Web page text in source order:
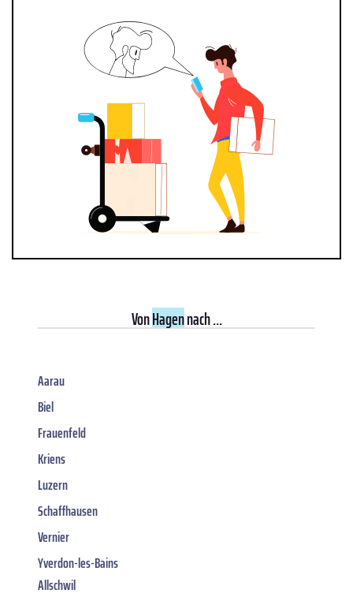
VonHagennach ...
Aarau
Biel
Frauenfeld
Kriens
Luzern
Schaffhausen
Vernier
Yverdon-les-Bains
Allschwil